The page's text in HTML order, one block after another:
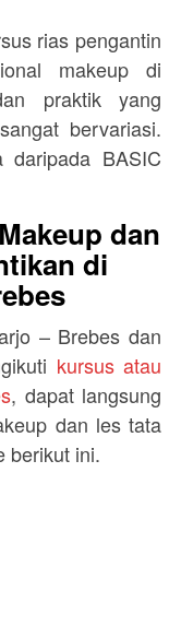
rias pengantin
makeup di
praktik yang
bervariasi.
BASIC
dan
di
– Brebes dan
kursus atau
, dapat langsung
dan les tata
berikut ini.